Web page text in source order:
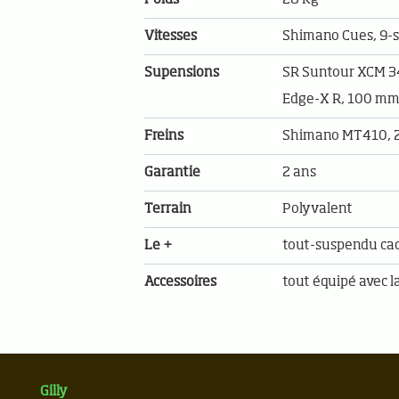
Vitesses Shimano Cues, 9-
Supensions
SR Suntour XCM
Edge-X R, 100 mm
Freins Shimano MT410,
Garantie 2 ans
Terrain Polyvalent
Le + tout-suspendu
Accessoires tout équipé avec
Gilly